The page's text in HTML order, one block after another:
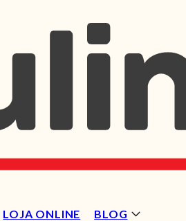
LOJA ONLINE BLOG